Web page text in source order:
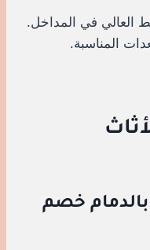
العالي في المداخل.
المناسبة.
بالدمام خصم